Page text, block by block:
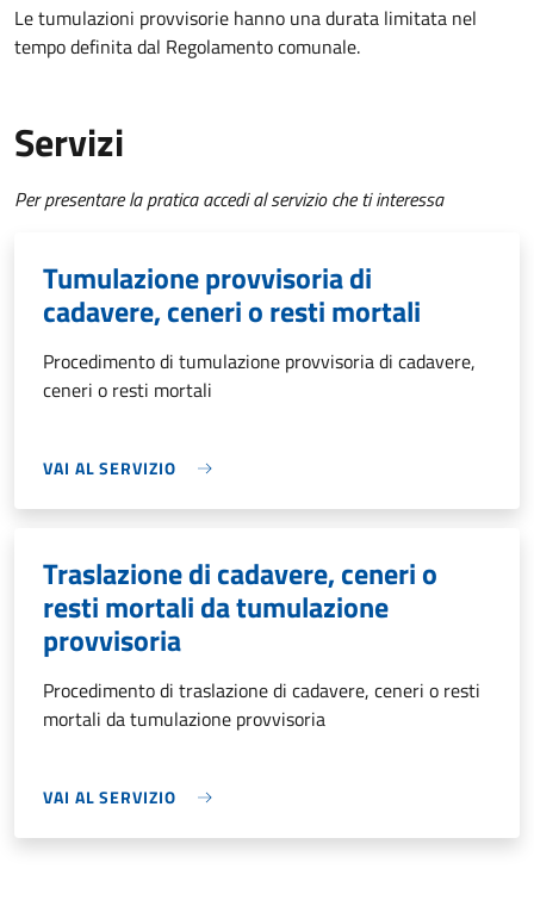
Le tumulazioni provvisorie hanno una durata limitata nel
tempo definita dal Regolamento comunale.
Servizi
Per presentare la pratica accedi al servizio che ti interessa
Tumulazione provvisoria di
cadavere, ceneri o resti mortali
Procedimento di tumulazione provvisoria di cadavere,
ceneri o resti mortali
VAI AL SERVIZIO
Traslazione di cadavere, ceneri o
resti mortali da tumulazione
provvisoria
Procedimento di traslazione di cadavere, ceneri o resti
mortali da tumulazione provvisoria
VAI AL SERVIZIO